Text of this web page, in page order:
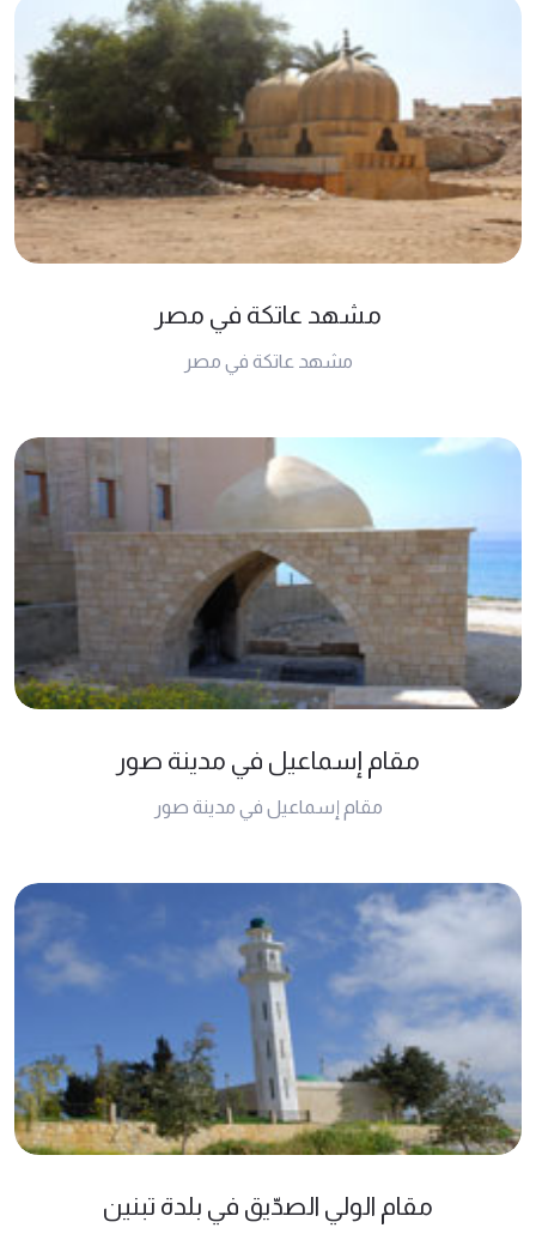
مشهد عاتكة في مصر
مشهد عاتكة في مصر
مقام إسماعيل في مدينة صور
مقام إسماعيل في مدينة صور
مقام الولي الصدّيق في بلدة تبنين